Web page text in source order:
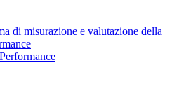
di misurazione e valutazione della